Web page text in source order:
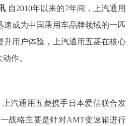
自2010年以来的7年间，上汽通用
速成为中国乘用车品牌领域的一匹
升用户体验，上汽通用五菱在核心
作。
上汽通用五菱携手日本爱信联合发
战略主要是针对AMT变速箱进行